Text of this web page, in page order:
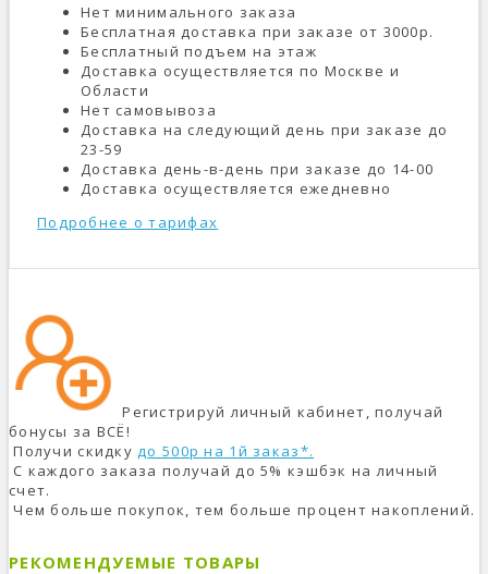
Нет минимального заказа
Бесплатная доставка при заказе от 3000р.
Бесплатный подъем на этаж
Доставка осуществляется по Москве и
Области
Нет самовывоза
Доставка на следующий день при заказе до
23-59
Доставка день-в-день при заказе до 14-00
Доставка осуществляется ежедневно
Подробнее о тарифах
Регистрируй личный кабинет, получай
бонусы за ВСЁ!
Получи скидкудо 500р на 1й заказ*.
С каждого заказа получай до 5% кэшбэк на личный
счет.
Чем больше покупок, тем больше процент накоплений.
РЕКОМЕНДУЕМЫЕ ТОВАРЫ